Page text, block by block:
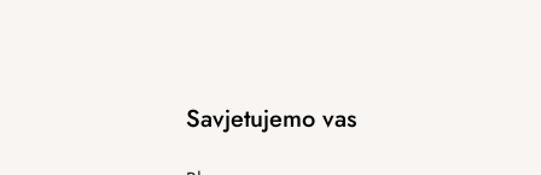
Savjetujemo vas